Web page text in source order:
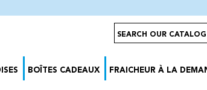
BOÎTES CADEAUX FRAICHEUR À LA